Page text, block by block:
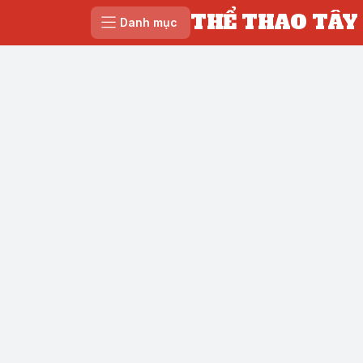
Danh mục THỂ THAO